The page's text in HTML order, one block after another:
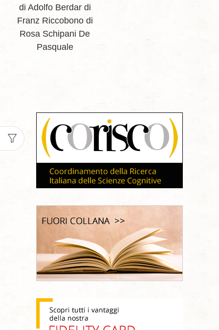
di Adolfo Berdar di
Franz Riccobono di
Rosa Schipani De
Pasquale